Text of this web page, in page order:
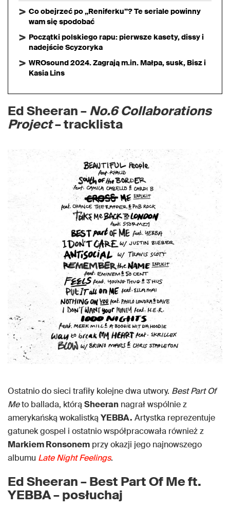
Co obejrzeć po „Reniferku”? Te seriale powinny
wam się spodobać
Początki polskiego rapu: pierwsze kasety, dissy i
nadejście Scyzoryka
WROsound 2024. Zagrają m.in. Małpa, susk, Bisz i
Kasia Lins
Ed Sheeran –No.6 Collaborations
Project– tracklista
Ostatnio do sieci trafiły kolejne dwa utwory. Best Part Of
Meto ballada, którąSheeran nagrał wspólnie z
amerykańską wokalistkąYEBBA. Artystka reprezentuje
gatunek gospel i ostatnio współpracowała również z
Markiem Ronsonem przy okazji jego najnowszego
albumu Late Night Feelings.
Ed Sheeran – Best Part Of Me ft.
YEBBA – posłuchaj